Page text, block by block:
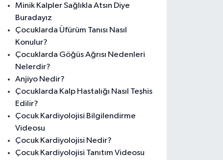
Minik Kalpler Sağlıkla Atsın Diye
Buradayız
Çocuklarda Üfürüm Tanısı Nasıl
Konulur?
Çocuklarda Göğüs Ağrısı Nedenleri
Nelerdir?
Anjiyo Nedir?
Çocuklarda Kalp Hastalığı Nasıl Teşhis
Edilir?
Çocuk Kardiyolojisi Bilgilendirme
Videosu
Çocuk Kardiyolojisi Nedir?
Çocuk Kardiyolojisi Tanıtım Videosu